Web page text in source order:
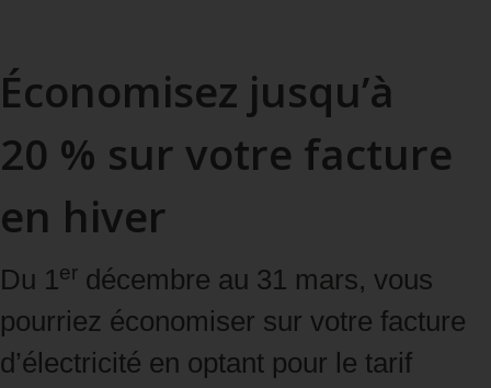
Économisez jusqu’à
20 % sur votre facture
en hiver
Du 1er décembre au 31 mars, vous
pourriez économiser sur votre facture
d’électricité en optant pour le tarif